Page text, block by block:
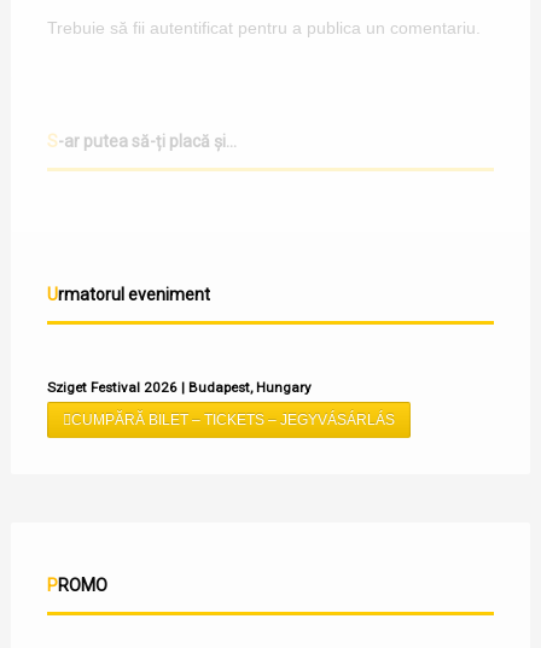
Trebuie să fii autentificatpentru a publica un comentariu.
S-ar putea să-ți placă și...
Urmatorul eveniment
Sziget Festival 2026 | Budapest, Hungary
CUMPĂRĂ BILET – TICKETS – JEGYVÁSÁRLÁS
PROMO